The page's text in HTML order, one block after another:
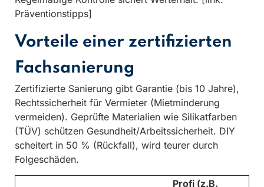
Präventionstipps]
Vorteile einer zertifizierten
Fachsanierung
Zertifizierte Sanierung gibt Garantie (bis 10 Jahre),
Rechtssicherheit für Vermieter (Mietminderung
vermeiden). Geprüfte Materialien wie Silikatfarben
(TÜV) schützen Gesundheit/Arbeitssicherheit. DIY
scheitert in 50 % (Rückfall), wird teurer durch
Folgeschäden.
Profi (z.B.